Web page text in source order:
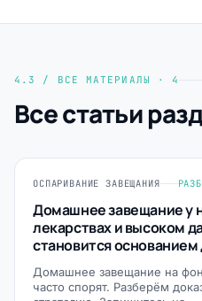
4.3 / ВСЕ МАТЕРИАЛЫ · 4
Все статьи
ОСПАРИВАНИЕ ЗАВЕЩАНИЯ
Домашнее завещание у
лекарствах и высоком
становится
Домашнее завещание на
часто спорят. Разберём